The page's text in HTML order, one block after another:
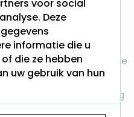
uit het armatuur.
aan op 230V volgens de
en zorg dat hij stevig
voor social
Deze
informatie die u
die ze hebben
uw gebruik van hun